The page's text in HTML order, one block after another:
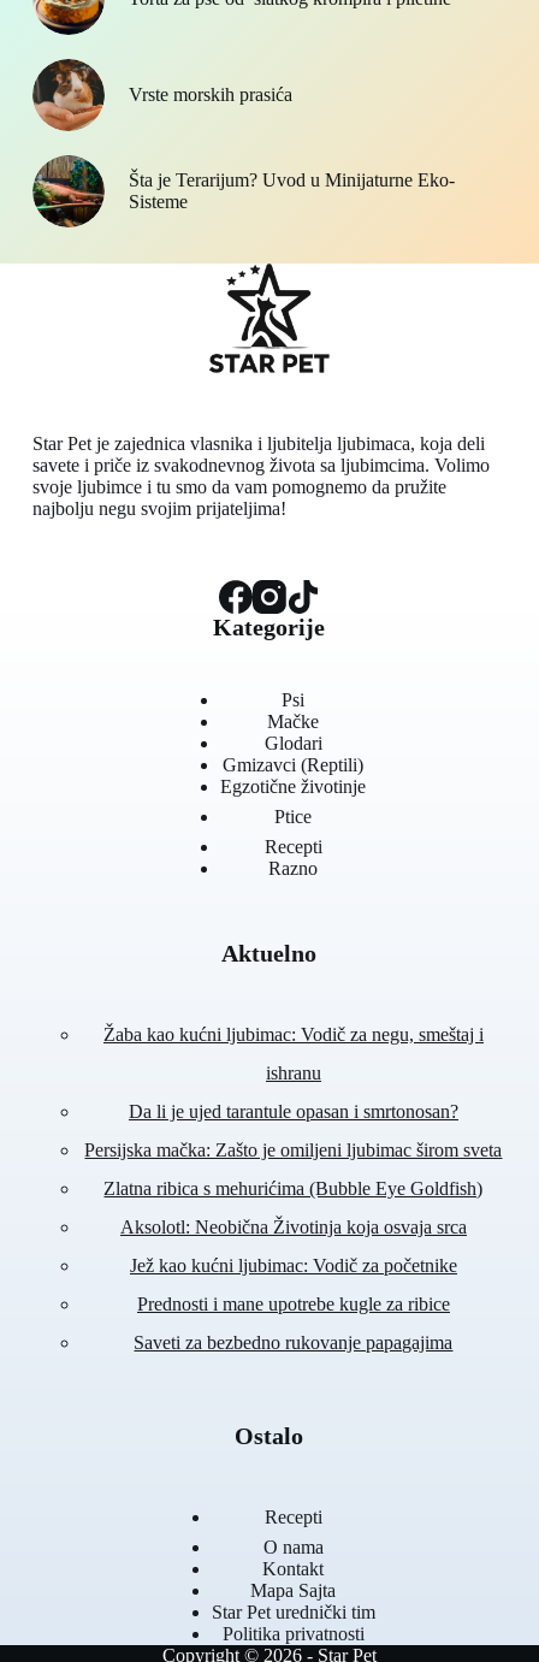
Vrste morskih prasića
Šta je Terarijum? Uvod u Minijaturne Eko-
Sisteme
Star Pet je zajednica vlasnika i ljubitelja ljubimaca, koja deli
savete i priče iz svakodnevnog života sa ljubimcima. Volimo
svoje ljubimce i tu smo da vam pomognemo da pružite
najbolju negu svojim prijateljima!
Kategorije
Psi
Mačke
Glodari
Gmizavci (Reptili)
Egzotične životinje
Ptice
Recepti
Razno
Aktuelno
Žaba kao kućni ljubimac: Vodič za negu, smeštaj i
ishranu
Da li je ujed tarantule opasan i smrtonosan?
Persijska mačka: Zašto je omiljeni ljubimac širom sveta
Zlatna ribica s mehurićima (Bubble Eye Goldfish)
Aksolotl: Neobična Životinja koja osvaja srca
Jež kao kućni ljubimac: Vodič za početnike
Prednosti i mane upotrebe kugle za ribice
Saveti za bezbedno rukovanje papagajima
Ostalo
Recepti
O nama
Kontakt
Mapa Sajta
Star Pet urednički tim
Politika privatnosti
Copyright © 2026 - Star Pet